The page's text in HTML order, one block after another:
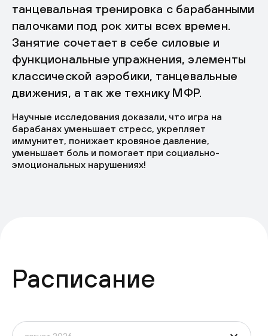
танцевальная тренировка с барабанными
палочками под рок хиты всех времен.
Занятие сочетает в себе силовые и
функциональные упражнения, элементы
классической аэробики, танцевальные
движения, а так же технику МФР.
Научные исследования доказали, что игра на
барабанах уменьшает стресс, укрепляет
иммунитет, понижает кровяное давление,
уменьшает боль и помогает при социально-
эмоциональных нарушениях!
Расписание